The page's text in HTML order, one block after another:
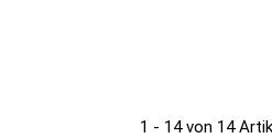
1 - 14 von 14